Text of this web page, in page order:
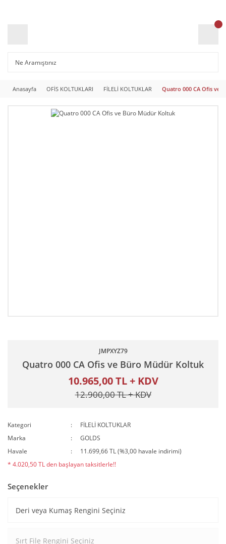
Anasayfa OFİS KOLTUKLARI FİLELİ KOLTUKLAR Quatro 000 CA Ofis ve
JMPXYZ79
Quatro 000 CA Ofis ve Büro Müdür Koltuk
10.965,00 TL + KDV
12.900,00 TL + KDV
Kategori
FİLELİ KOLTUKLAR
Marka
GOLDS
Havale
11.699,66 TL (%3,00 havale indirimi)
* 4.020,50 TL den başlayan taksitlerle!!
Seçenekler